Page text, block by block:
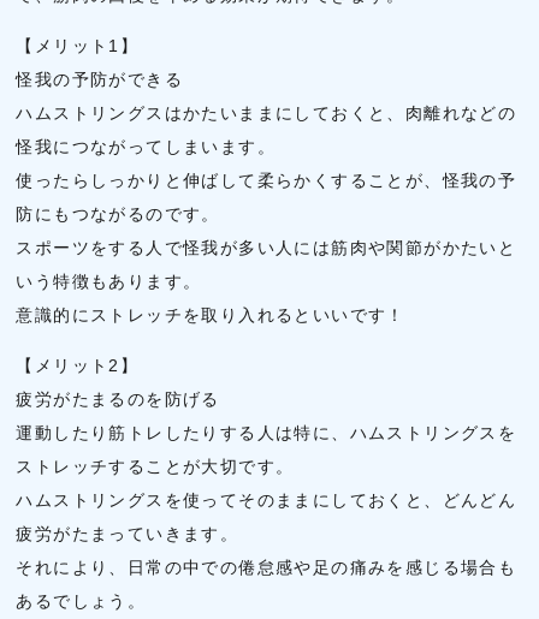
【メリット1】
怪我の予防ができる
ハムストリングスはかたいままにしておくと、肉離れなどの
怪我につながってしまいます。
使ったらしっかりと伸ばして柔らかくすることが、怪我の予
防にもつながるのです。
スポーツをする人で怪我が多い人には筋肉や関節がかたいと
いう特徴もあります。
意識的にストレッチを取り入れるといいです！
【メリット2】
疲労がたまるのを防げる
運動したり筋トレしたりする人は特に、ハムストリングスを
ストレッチすることが大切です。
ハムストリングスを使ってそのままにしておくと、どんどん
疲労がたまっていきます。
それにより、日常の中での倦怠感や足の痛みを感じる場合も
あるでしょう。